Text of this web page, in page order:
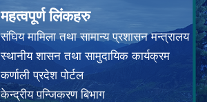
महत्वपूर्ण लिंकहरु
संघिय मामिला तथा सामान्य प्रशासन मन्त्रालय
स्थानीय शासन तथा सामुदायिक कार्यक्रम
कर्णाली प्रदेश पोर्टल
केन्द्रीय पन्जिकरण बिभाग